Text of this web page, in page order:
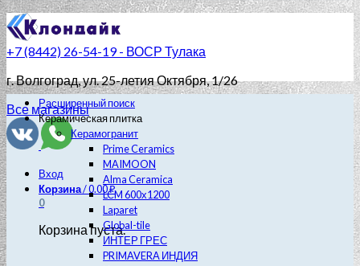
+7 (8442) 26-54-19 - ВОСР Тулака
г. Волгоград, ул. 25-летия Октября, 1/26
Все магазины
Вход
Корзина/0.00₽
0
Корзина пуста.
Расширенный поиск
Керамическая плитка
Керамогранит
Prime Ceramics
MAIMOON
Alma Ceramica
LCM 600х1200
Laparet
Global-tile
ИНТЕР ГРЕС
PRIMAVERA ИНДИЯ